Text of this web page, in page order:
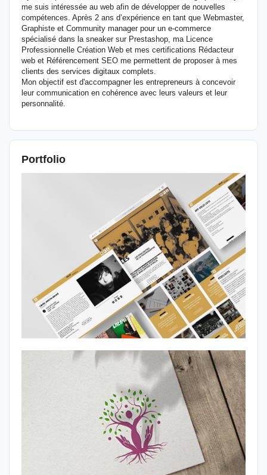
me suis intéressée au web afin de développer de nouvelles
compétences. Après 2 ans d’expérience en tant que Webmaster,
Graphiste et Community manager pour un e-commerce
spécialisé dans la sneaker sur Prestashop, ma Licence
Professionnelle Création Web et mes certifications Rédacteur
web et Référencement SEO me permettent de proposer à mes
clients des services digitaux complets.
Mon objectif est d'accompagner les entrepreneurs à concevoir
leur communication en cohérence avec leurs valeurs et leur
personnalité.
Portfolio